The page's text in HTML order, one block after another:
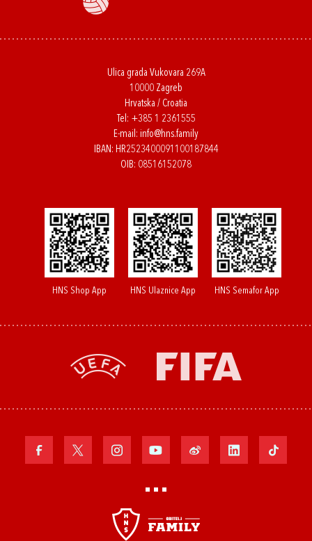
Ulica grada Vukovara 269A
10000 Zagreb
Hrvatska / Croatia
Tel: +385 1 2361555
E-mail: info@hns.family
IBAN: HR2523400091100187844
OIB: 08516152078
HNS Shop App HNS Ulaznice App HNS Semafor App